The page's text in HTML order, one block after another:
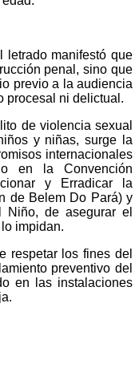
letrado manifestó que
penal, sino que
previo a la audiencia
procesal ni delictual.
de violencia sexual
y niñas, surge la
internacionales
en la Convención
y Erradicar la
de Belem Do Pará) y
Niño, de asegurar el
impidan.
respetar los fines del
preventivo del
en las instalaciones